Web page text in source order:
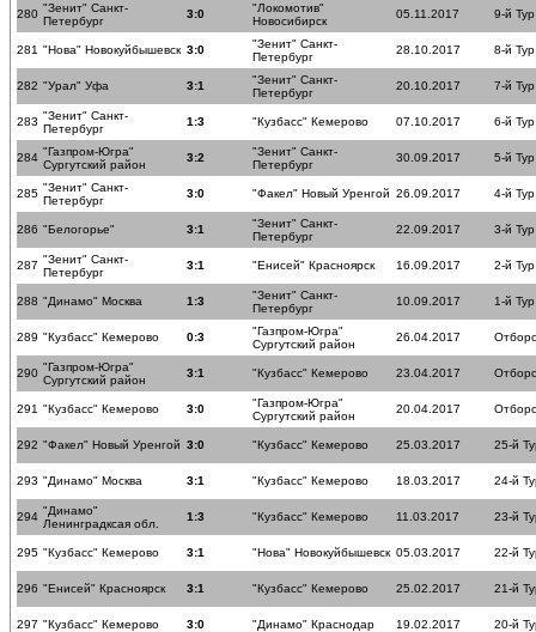
280 "Зенит" Санкт-
Петербург
3:0
"Локомотив"
Новосибирск
05.11.2017 9-й Тур
281 "Нова" Новокуйбышевск 3:0
"Зенит" Санкт-
Петербург
28.10.2017 8-й Тур
282 "Урал" Уфа 3:1
"Зенит" Санкт-
Петербург
20.10.2017 7-й Тур
283 "Зенит" Санкт-
Петербург
1:3 "Кузбасс" Кемерово 07.10.2017 6-й Тур
284 "Газпром-Югра"
Сургутский район
3:2
"Зенит" Санкт-
Петербург
30.09.2017 5-й Тур
285 "Зенит" Санкт-
Петербург
3:0 "Факел" Новый Уренгой 26.09.2017 4-й Тур
286 "Белогорье" 3:1
"Зенит" Санкт-
Петербург
22.09.2017 3-й Тур
287 "Зенит" Санкт-
Петербург
3:1 "Енисей" Красноярск 16.09.2017 2-й Тур
288 "Динамо" Москва 1:3
"Зенит" Санкт-
Петербург
10.09.2017 1-й Тур
289 "Кузбасс" Кемерово 0:3
"Газпром-Югра"
Сургутский район
26.04.2017
290 "Газпром-Югра"
Сургутский район
3:1 "Кузбасс" Кемерово 23.04.2017
291 "Кузбасс" Кемерово 3:0
"Газпром-Югра"
Сургутский район
20.04.2017
292 "Факел" Новый Уренгой 3:0 "Кузбасс" Кемерово 25.03.2017 25-й
293 "Динамо" Москва 3:1 "Кузбасс" Кемерово 18.03.2017 24-й
294 "Динамо"
Ленинградксая обл.
1:3 "Кузбасс" Кемерово 11.03.2017 23-й
295 "Кузбасс" Кемерово 3:1 "Нова" Новокуйбышевск 05.03.2017 22-й
296 "Енисей" Красноярск 3:1 "Кузбасс" Кемерово 25.02.2017 21-й
297 "Кузбасс" Кемерово 3:0 "Динамо" Краснодар 19.02.2017 20-й